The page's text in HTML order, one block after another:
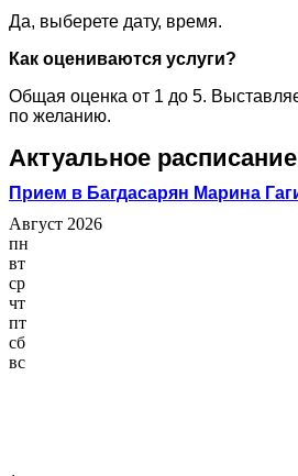
Да, выберете дату, время.
Как оцениваются услуги?
Общая оценка от 1 до 5.
по желанию.
Актуальное расписание
Прием в Багдасарян Марина
Август 2026
пн
вт
ср
чт
пт
сб
вс